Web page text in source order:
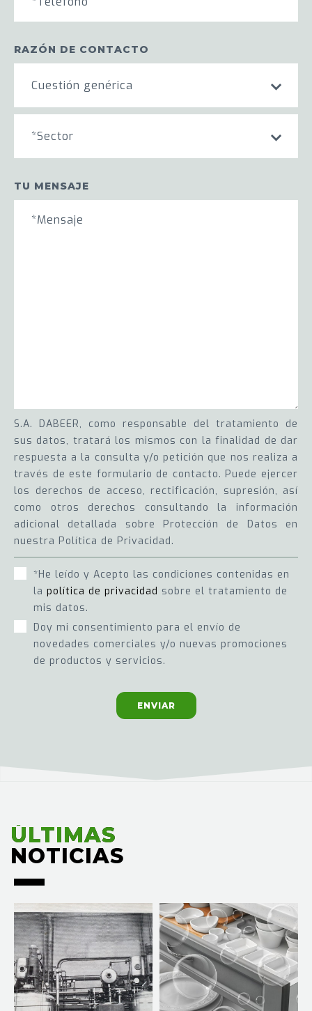
RAZÓN DE CONTACTO
Cuestión genérica
*Sector
TU MENSAJE
S.A. DABEER, como responsable del tratamiento de
sus datos, tratará los mismos con la finalidad de dar
respuesta a la consulta y/o petición que nos realiza a
través de este formulario de contacto. Puede ejercer
los derechos de acceso, rectificación, supresión, así
como otros derechos consultando la información
adicional detallada sobre Protección de Datos en
nuestra Política de Privacidad.
*He leído y Acepto las condiciones contenidas en
la política de privacidad sobre el tratamiento de
mis datos.
Doy mi consentimiento para el envío de
novedades comerciales y/o nuevas promociones
de productos y servicios.
ENVIAR
ÚLTIMAS
NOTICIAS
ÚLTIMAS
NOTICIAS